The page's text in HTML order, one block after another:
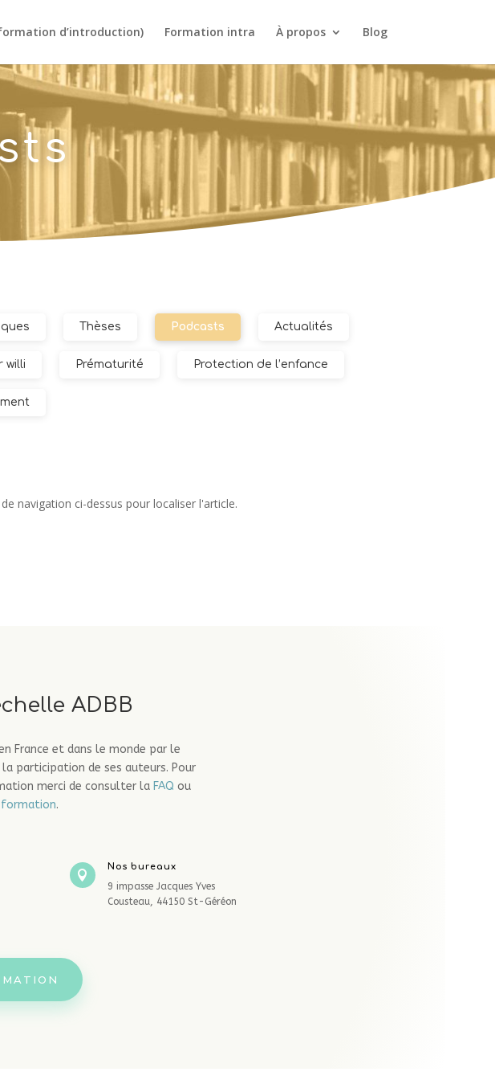
d’introduction) Formation intra À propos Blog
Thèses Podcasts Actualités
willi Prématurité Protection de l’enfance
navigation ci-dessus pour localiser l'article.
ADBB
France et dans le monde par le
participation de ses auteurs. Pour
merci de consulter la FAQ ou
formation.

Nos bureaux
9 impasse Jacques Yves
Cousteau, 44150 St-Géréon